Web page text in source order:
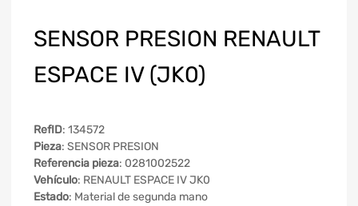
SENSOR PRESION RENAULT
ESPACE IV (JK0)
RefID: 134572
Pieza: SENSOR PRESION
Referencia pieza: 0281002522
Vehículo: RENAULT ESPACE IV JK0
Estado: Material de segunda mano